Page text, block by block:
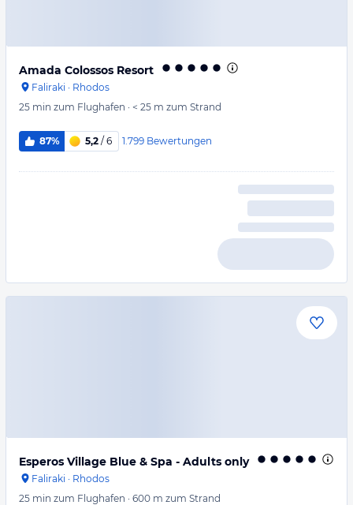
Amada Colossos Resort
Faliraki · Rhodos
25 min zum Flughafen · < 25 m zum Strand
87% 5,2 / 6 1.799 Bewertungen
Esperos Village Blue & Spa - Adults only
Faliraki · Rhodos
25 min zum Flughafen · 600 m zum Strand